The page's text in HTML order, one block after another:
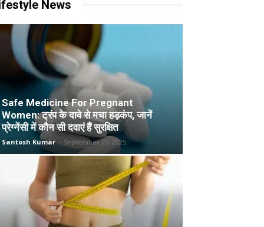
News
Safe Medicine For Pregnant
Women: ट्रंप के दावे से मचा हड़कंप, जानें
प्रेग्नेंसी में कौन सी दवाएं हैं सुरक्षित
Santosh Kumar - September 25, 2025